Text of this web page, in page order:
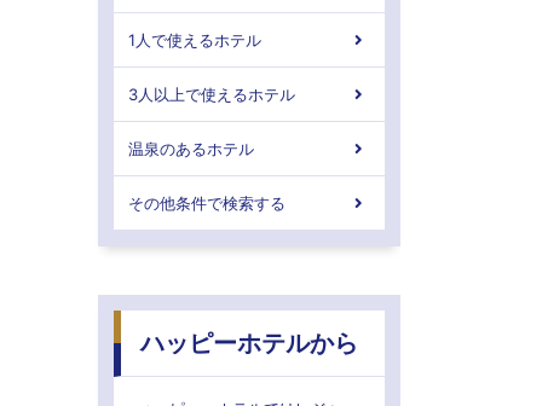
1人で使えるホテル
3人以上で使えるホテル
温泉のあるホテル
その他条件で検索する
ハッピーホテルから